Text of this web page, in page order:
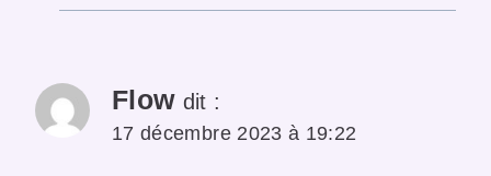
Flow dit :
17 décembre 2023 à 19:22